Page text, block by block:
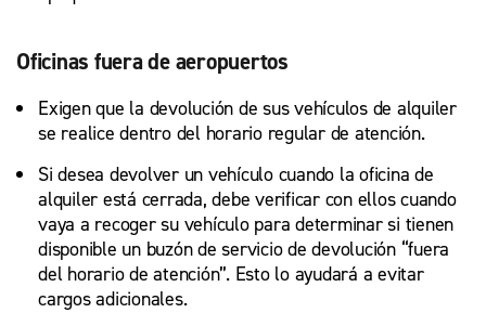
Oficinas fuera de aeropuertos
Exigen que la devolución de sus vehículos de alquiler
se realice dentro del horario regular de atención.
Si desea devolver un vehículo cuando la oficina de
alquiler está cerrada, debe verificar con ellos cuando
vaya a recoger su vehículo para determinar si tienen
disponible un buzón de servicio de devolución “fuera
del horario de atención”. Esto lo ayudará a evitar
cargos adicionales.